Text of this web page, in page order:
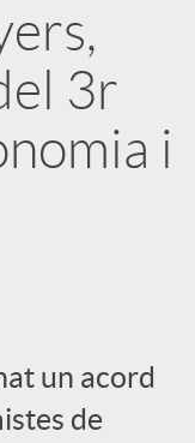
3r
i
un acord
de